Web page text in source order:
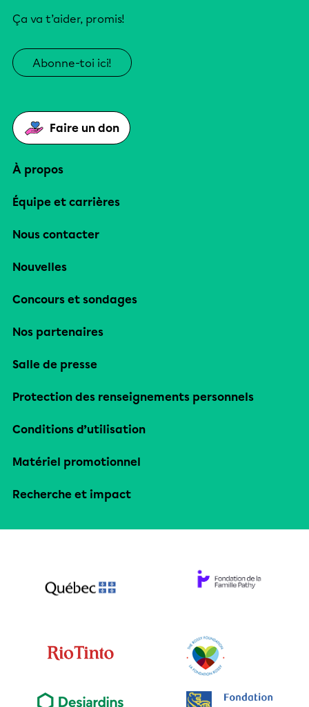
Ça va t’aider, promis!
Abonne-toi ici!
Faire un don
À propos
Équipe et carrières
Nous contacter
Nouvelles
Concours et sondages
Nos partenaires
Salle de presse
Protection des renseignements personnels
Conditions d’utilisation
Matériel promotionnel
Recherche et impact